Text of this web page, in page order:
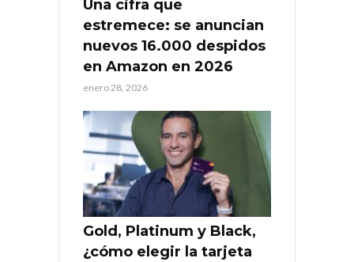
Una cifra que
estremece: se anuncian
nuevos 16.000 despidos
en Amazon en 2026
enero 28, 2026
Gold, Platinum y Black,
¿cómo elegir la tarjeta